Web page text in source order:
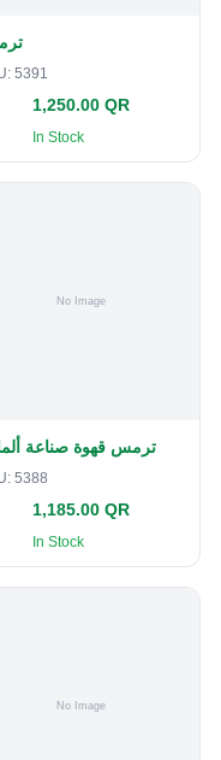
5391
1,250.00 QR
In Stock
ترمس قهوة صناعة
5388
1,185.00 QR
In Stock